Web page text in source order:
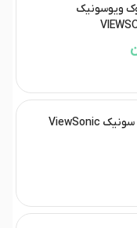
ویوسونیک
ویدئو پروژکتور ویو سونیک ViewSonic